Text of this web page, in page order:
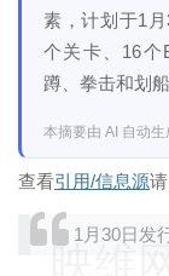
素，计划于1
个关卡、16个
蹲、拳击和划
本摘要由 AI 自动生
查看引用/信息源
1月30日发